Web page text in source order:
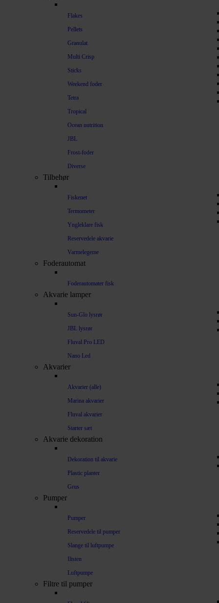
Flakes
Pellets
Granulat
Multi Crisp
Sticks
Weekend foder
Tetra
Tropical
Ocean nutrition
JBL
Frost-foder
Diverse
Tilbehør
Fiskenet
Termometer
Yngleklare fisk
Reservedele akvarie
Varmelegeme
Foderautomat
Foderautomater fisk
Akvarie lamper
Sun-Glo lysrør
JBL lysrør
Fluval Pro LED
Nano Led
Akvarier
Akvarier (alle)
Marina akvarier
Fluval akvarier
Starter sæt
Akvarie dekoration
Dekoration til akvarie
Plastic planter
Grus
Pumper
Pumper
Reservedele til pumper
Slange til luftpumpe
Iltsten
Luftpumpe
Filtre til pumper